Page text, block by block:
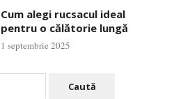
Cum alegi rucsacul ideal
pentru o călătorie lungă
1 septembrie 2025